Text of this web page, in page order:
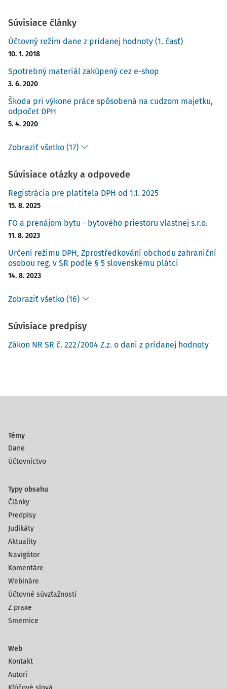
Súvisiace články
Účtovný režim dane z pridanej hodnoty (1. časť)
10. 1. 2018
Spotrebný materiál zakúpený cez e-shop
3. 6. 2020
Škoda pri výkone práce spôsobená na cudzom majetku,
odpočet DPH
5. 4. 2020
Zobraziť všetko (17)
Súvisiace otázky a odpovede
Registrácia pre platiteľa DPH od 1.1. 2025
15. 8. 2025
FO a prenájom bytu - bytového priestoru vlastnej s.r.o.
11. 8. 2023
Určení režimu DPH, Zprostředkování obchodu zahraniční
osobou reg. v SR podle § 5 slovenskému plátci
14. 8. 2023
Zobraziť všetko (16)
Súvisiace predpisy
Zákon NR SR č. 222/2004 Z.z. o dani z pridanej hodnoty
Témy
Dane
Účtovníctvo
Typy obsahu
Články
Predpisy
Judikáty
Aktuality
Navigátor
Komentáre
Webináre
Účtovné súvzťažnosti
Z praxe
Smernice
Web
Kontakt
Autori